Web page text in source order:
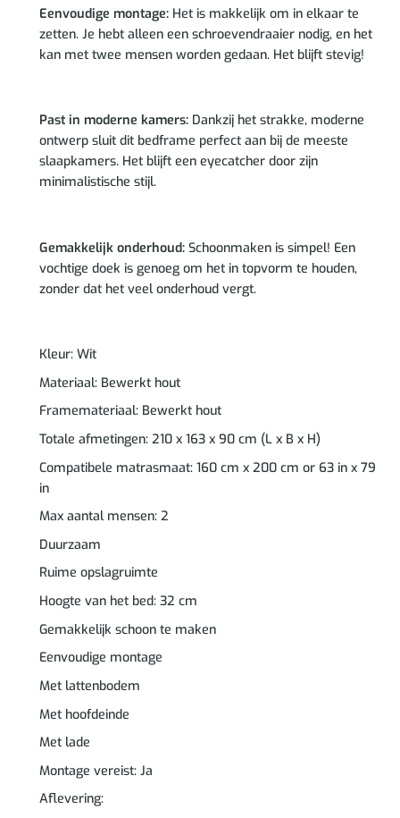
Eenvoudige montage:Het is makkelijk om in elkaar te
zetten. Je hebt alleen een schroevendraaier nodig, en het
kan met twee mensen worden gedaan. Het blijft stevig!
Past in moderne kamers:Dankzij het strakke, moderne
ontwerp sluit dit bedframe perfect aan bij de meeste
slaapkamers. Het blijft een eyecatcher door zijn
minimalistische stijl.
Gemakkelijk onderhoud:Schoonmaken is simpel! Een
vochtige doek is genoeg om het in topvorm te houden,
zonder dat het veel onderhoud vergt.
Kleur: Wit
Materiaal: Bewerkt hout
Framemateriaal: Bewerkt hout
Totale afmetingen: 210 x 163 x 90 cm (L x B x H)
Compatibele matrasmaat: 160 cm x 200 cm or 63 in x 79
in
Max aantal mensen: 2
Duurzaam
Ruime opslagruimte
Hoogte van het bed: 32 cm
Gemakkelijk schoon te maken
Eenvoudige montage
Met lattenbodem
Met hoofdeinde
Met lade
Montage vereist: Ja
Aflevering: